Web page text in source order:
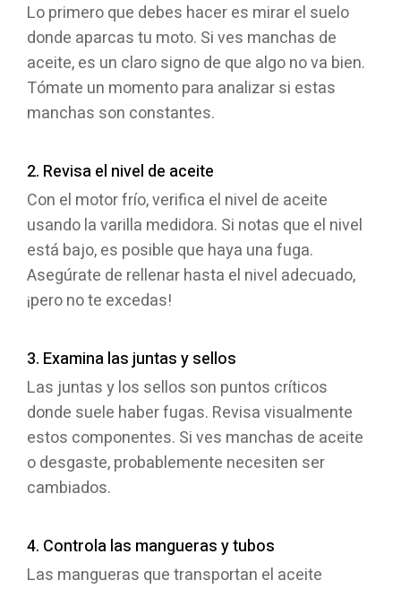
Lo primero que debes hacer es mirar el suelo
donde aparcas tu moto. Si ves manchas de
aceite, es un claro signo de que algo no va bien.
Tómate un momento para analizar si estas
manchas son constantes.
2. Revisa el nivel de aceite
Con el motor frío, verifica el nivel de aceite
usando la varilla medidora. Si notas que el nivel
está bajo, es posible que haya una fuga.
Asegúrate de rellenar hasta el nivel adecuado,
¡pero no te excedas!
3. Examina las juntas y sellos
Las juntas y los sellos son puntos críticos
donde suele haber fugas. Revisa visualmente
estos componentes. Si ves manchas de aceite
o desgaste, probablemente necesiten ser
cambiados.
4. Controla las mangueras y tubos
Las mangueras que transportan el aceite